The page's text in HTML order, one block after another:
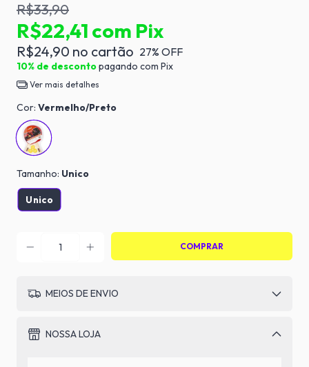
R$33,90
R$24,90 27% OFF
R$22,41com Pix
10% de descontopagando com Pix
Ver mais detalhes
Cor: Vermelho/Preto
Tamanho: Unico
Unico
MEIOS DE ENVIO
NOSSA LOJA